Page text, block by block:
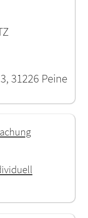
31226 Peine